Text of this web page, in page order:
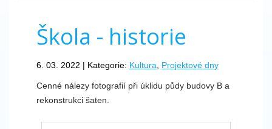
Škola - historie
6. 03. 2022 | Kategorie: Kultura Projektové dny
Cenné nálezy fotografií při úklidu půdy budovy B a
rekonstrukci šaten.